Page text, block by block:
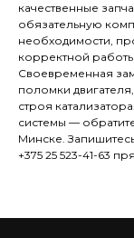
качественные
обязательную
необходимости,
корректной
Своевременная
поломки
строя
системы —
Минске.
+375 25 523-41-63